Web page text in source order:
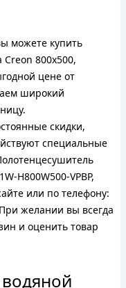
можете купить
800x500,
цене от
широкий
скидки,
специальные
H800W500-VPBP,
или по телефону:
желании вы всегда
и оценить товар